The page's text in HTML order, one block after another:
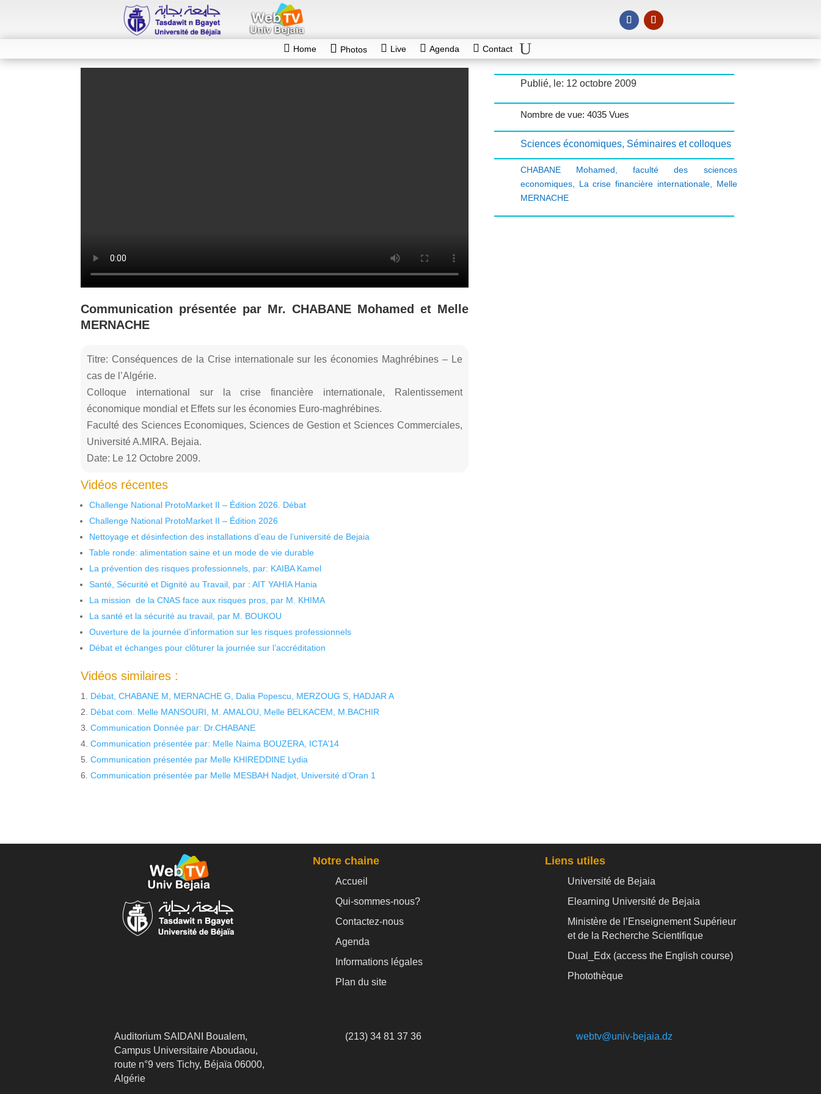
Home Photos Live Agenda Contact
Communication présentée par Mr. CHABANE Mohamed et Melle
MERNACHE
Titre: Conséquences de la Crise internationale sur les économies Maghrébines – Le
cas de l’Algérie.
Colloque international sur la crise financière internationale, Ralentissement
économique mondial et Effets sur les économies Euro-maghrébines.
Faculté des Sciences Economiques, Sciences de Gestion et Sciences Commerciales,
Université A.MIRA. Bejaia.
Date: Le 12 Octobre 2009.
Vidéos récentes
Challenge National ProtoMarket II – Édition 2026. Débat
Challenge National ProtoMarket II – Édition 2026
Nettoyage et désinfection des installations d’eau de l’université de Bejaia
Table ronde: alimentation saine et un mode de vie durable
La prévention des risques professionnels, par: KAIBA Kamel
Santé, Sécurité et Dignité au Travail, par : AIT YAHIA Hania
La mission de la CNAS face aux risques pros, par M. KHIMA
La santé et la sécurité au travail, par M. BOUKOU
Ouverture de la journée d’information sur les risques professionnels
Débat et échanges pour clôturer la journée sur l’accréditation
Vidéos similaires :
Débat, CHABANE M, MERNACHE G, Dalia Popescu, MERZOUG S, HADJAR A
Débat com. Melle MANSOURI, M. AMALOU, Melle BELKACEM, M.BACHIR
Communication Donnée par: Dr.CHABANE
Communication présentée par: Melle Naima BOUZERA, ICTA’14
Communication présentée par Melle KHIREDDINE Lydia
Communication présentée par Melle MESBAH Nadjet, Université d’Oran 1
Publié, le: 12 octobre 2009
Nombre de vue: 4035 Vues
Sciences économiques, Séminaires et colloques
CHABANE Mohamed,faculté des sciences
economiques, La crise financière internationale, Melle
MERNACHE
Notre chaine
Accueil
Qui-sommes-nous?
Contactez-nous
Agenda
Informations légales
Plan du site
Liens utiles
Université de Bejaia
Elearning Université de Bejaia
Ministère de l’Enseignement Supérieur
et de la Recherche Scientifique
Dual_Edx (access the English course)
Photothèque
Auditorium SAIDANI Boualem,
Campus Universitaire Aboudaou,
route n°9 vers Tichy, Béjaïa 06000,
Algérie
(213) 34 81 37 36 webtv@univ-bejaia.dz